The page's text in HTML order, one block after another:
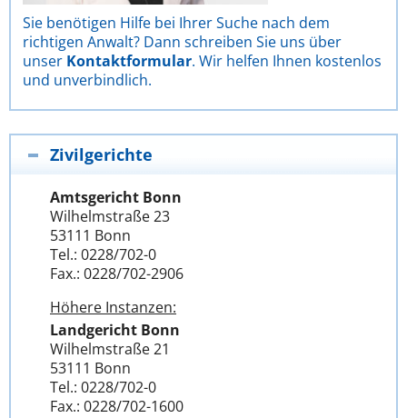
Sie benötigen Hilfe bei Ihrer Suche nach dem
richtigen Anwalt? Dann schreiben Sie uns über
unser Kontaktformular. Wir helfen Ihnen kostenlos
und unverbindlich.
Zivilgerichte
Amtsgericht Bonn
Wilhelmstraße 23
53111 Bonn
Tel.: 0228/702-0
Fax.: 0228/702-2906
Höhere Instanzen:
Landgericht Bonn
Wilhelmstraße 21
53111 Bonn
Tel.: 0228/702-0
Fax.: 0228/702-1600